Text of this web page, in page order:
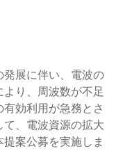
展に伴い、電波の
り、周波数が不足
効利用が急務とさ
、電波資源の拡大
案公募を実施しま